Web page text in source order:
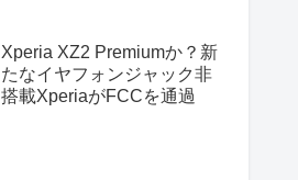
Xperia XZ2 Premiumか？新
たなイヤフォンジャック非
搭載XperiaがFCCを通過